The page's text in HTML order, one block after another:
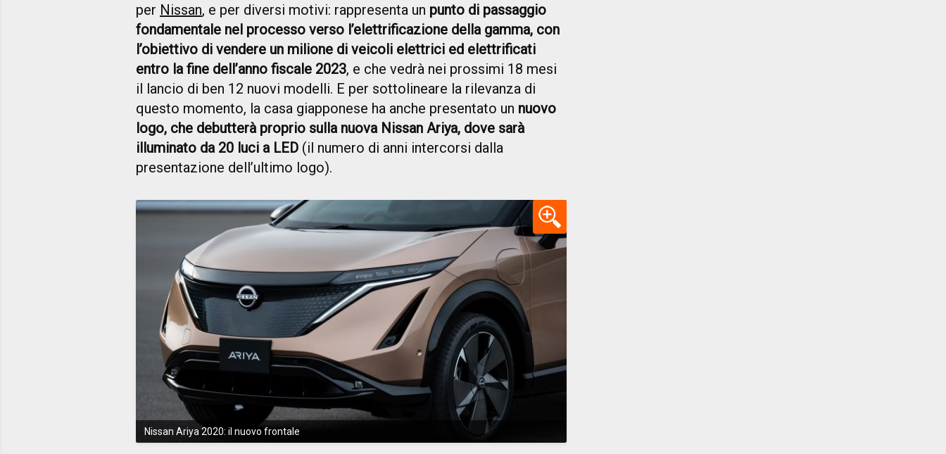
per Nissan, e per diversi motivi: rappresenta un punto di passaggio
fondamentale nel processo verso l’elettrificazione della gamma, con
l’obiettivo di vendere un milione di veicoli elettrici ed elettrificati
entro la fine dell’anno fiscale 2023, e che vedrà nei prossimi 18 mesi
il lancio di ben 12 nuovi modelli. E per sottolineare la rilevanza di
questo momento, la casa giapponese ha anche presentato un nuovo
logo, che debutterà proprio sulla nuova Nissan Ariya, dove sarà
illuminato da 20 luci a LED (il numero di anni intercorsi dalla
presentazione dell’ultimo logo).
Nissan Ariya 2020: il nuovo frontale